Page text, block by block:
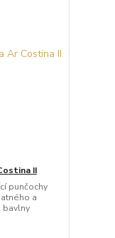
II
punčochy
a
bavlny